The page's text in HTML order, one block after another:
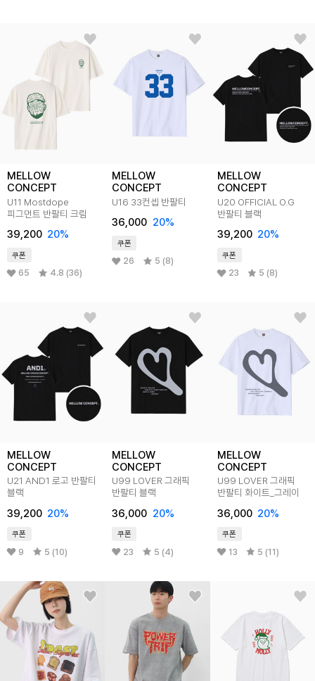
MELLOW
CONCEPT
U11 Mostdope
피그먼트 반팔티 크림
39,200 20%
쿠폰
65 4.8 (36)
MELLOW
CONCEPT
U16 33컨셉 반팔티
36,000 20%
쿠폰
26 5 (8)
MELLOW
CONCEPT
U20 OFFICIAL O.G
반팔티 블랙
39,200 20%
쿠폰
23 5 (8)
MELLOW
CONCEPT
U21 AND1 로고 반팔티
블랙
39,200 20%
쿠폰
9 5 (10)
MELLOW
CONCEPT
U99 LOVER 그래픽
반팔티 블랙
36,000 20%
쿠폰
23 5 (4)
MELLOW
CONCEPT
U99 LOVER 그래픽
반팔티 화이트_그레이
36,000 20%
쿠폰
13 5 (11)